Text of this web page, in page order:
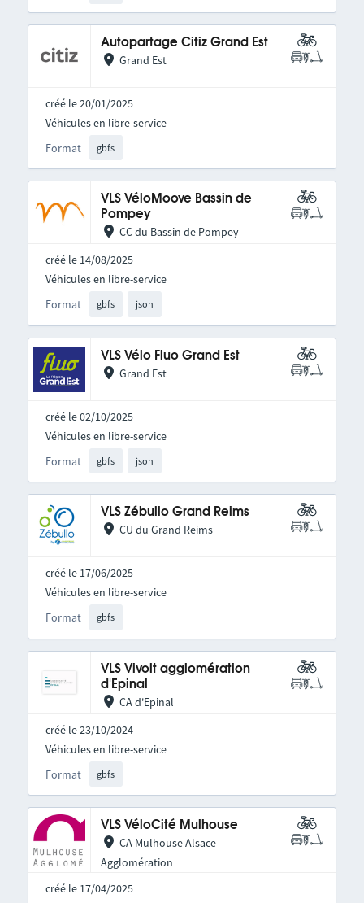
Autopartage Citiz Grand Est
Grand Est
créé le 20/01/2025
Format gbfs
Véhicules en libre-service
VLS VéloMoove Bassin de
Pompey
CC du Bassin de Pompey
créé le 14/08/2025
Format gbfs json
Véhicules en libre-service
VLS Vélo Fluo Grand Est
Grand Est
créé le 02/10/2025
Format gbfs json
Véhicules en libre-service
VLS Zébullo Grand Reims
CU du Grand Reims
créé le 17/06/2025
Format gbfs
Véhicules en libre-service
VLS Vivolt agglomération
d'Epinal
CA d'Epinal
créé le 23/10/2024
Format gbfs
Véhicules en libre-service
VLS VéloCité Mulhouse
CA Mulhouse Alsace
Agglomération
créé le 17/04/2025